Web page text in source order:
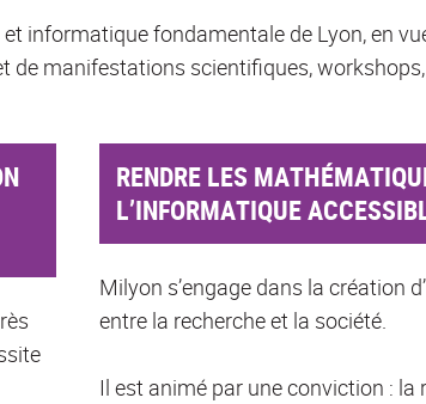
informatique fondamentale de Lyon, en
de manifestations scientifiques,
RENDRE LES
L’INFORMATIQUE
Milyon s’engage dans la création
entre la recherche et la société.
Il est animé par une conviction : la